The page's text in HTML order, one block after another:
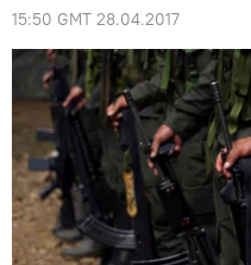
15:50 GMT 28.04.2017